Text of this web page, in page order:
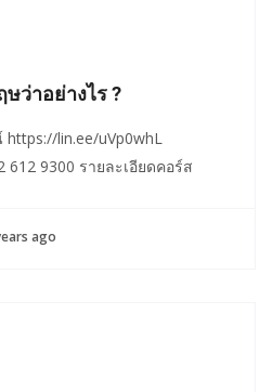
ว่าอย่างไร ?
lin.ee/uVp0whL
612 9300 รายละเอียดคอร์ส
ago